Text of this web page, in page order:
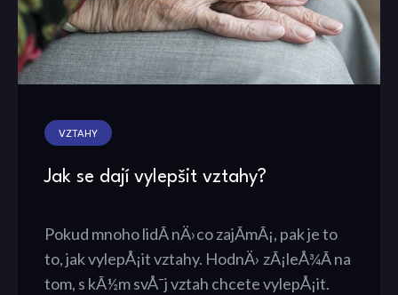
VZTAHY
Jak se dají vylepšit vztahy?
Pokud mnoho lidÃ­ nÄ›co zajÃ­mÃ¡, pak je to
to, jak vylepÅ¡it vztahy. HodnÄ› zÃ¡leÅ¾Ã­ na
tom, s kÃ½m svÅ¯j vztah chcete vylepÅ¡it.